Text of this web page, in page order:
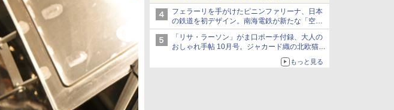
ションマッピングを追加、DPAは1500円
フェラーリを手がけたピニンファリーナ、日本
の鉄道を初デザイン。南海電鉄が新たな「空港
特急」をなにわ筋線へ導入
「リサ・ラーソン」がま口ポーチ付録、大人の
おしゃれ手帖 10月号。ジャカード織の北欧猫デ
もっと見る